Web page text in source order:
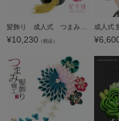
¥10,230 （税込） ¥